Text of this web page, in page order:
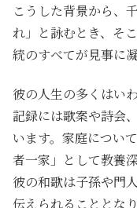
こうした背景から、
れ」と詠むとき、そ
統のすべてが見事に
彼の人生の多くはい
記録には歌案や詩会
います。家庭につい
者一家」として教養
彼の和歌は子孫や門
伝えられることとなり